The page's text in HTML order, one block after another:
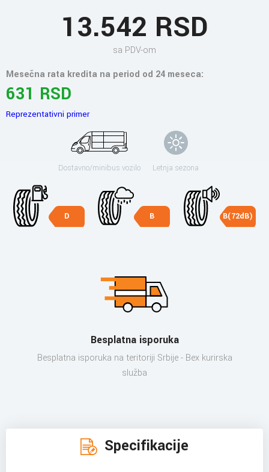
13.542 RSD
sa PDV-om
Mesečna rata kredita na period od 24 meseca:
631 RSD
Reprezentativni primer
Dostavno/minibus vozilo Letnja sezona
D B B(72dB)
Besplatna isporuka
Besplatna isporuka na teritoriji Srbije - Bex kurirska
služba
Specifikacije